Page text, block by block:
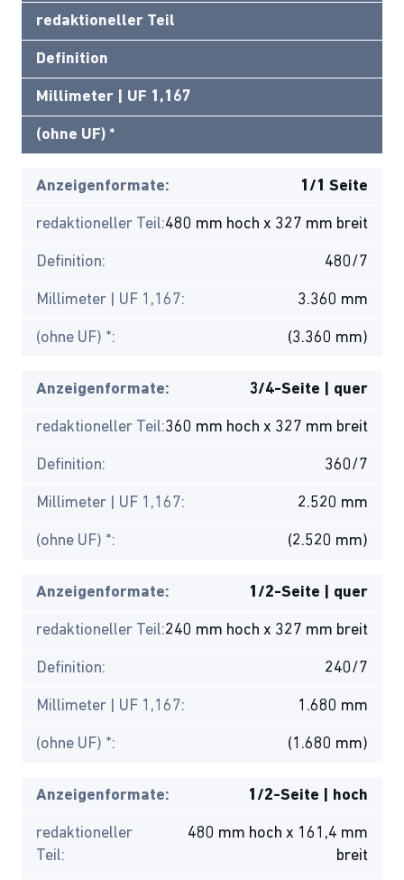
redaktioneller Teil
Definition
Millimeter | UF 1,167
(ohne UF) *
Anzeigenformate: 1/1 Seite
redaktioneller Teil:480 mm hoch x 327 mm breit
Definition: 480/7
Millimeter | UF 1,167: 3.360 mm
(ohne UF) *: (3.360 mm)
Anzeigenformate: 3/4-Seite | quer
redaktioneller Teil:360 mm hoch x 327 mm breit
Definition: 360/7
Millimeter | UF 1,167: 2.520 mm
(ohne UF) *: (2.520 mm)
Anzeigenformate: 1/2-Seite | quer
redaktioneller Teil:240 mm hoch x 327 mm breit
Definition: 240/7
Millimeter | UF 1,167: 1.680 mm
(ohne UF) *: (1.680 mm)
Anzeigenformate: 1/2-Seite | hoch
redaktioneller
Teil:
480 mm hoch x 161,4 mm
breit